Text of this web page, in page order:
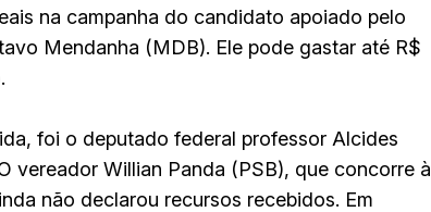
na campanha do candidato apoiado pelo
Mendanha (MDB). Ele pode gastar até R$
foi o deputado federal professor Alcides
vereador Willian Panda (PSB), que concorre à
não declarou recursos recebidos. Em